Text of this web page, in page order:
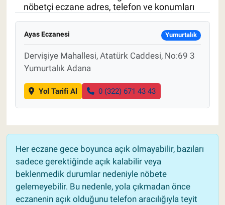
nöbetçi eczane adres, telefon ve konumları
Ayas Eczanesi Yumurtalık
Dervişiye Mahallesi, Atatürk Caddesi, No:69 3
Yumurtalık Adana
Yol Tarifi Al 0 (322) 671 43 43
Her eczane gece boyunca açık olmayabilir, bazıları
sadece gerektiğinde açık kalabilir veya
beklenmedik durumlar nedeniyle nöbete
gelemeyebilir. Bu nedenle, yola çıkmadan önce
eczanenin açık olduğunu telefon aracılığıyla teyit
Et fiyatları
Tarım Bilgisi
Yetiştirici Soruyor
Üretici Birlikleri
Şeker ve Şekerli Mamüller
Tahıllar ve Baklagiller